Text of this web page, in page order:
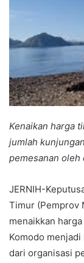
Kenaikan harga
jumlah
pemesanan oleh
JERNIH-
Timur (Pemprov
menaikkan
Komodo
dari organisasi